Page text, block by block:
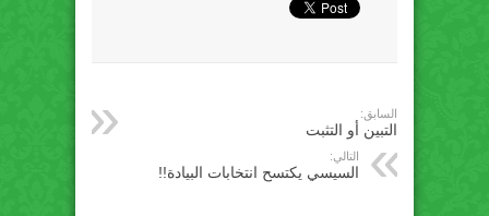
السابق:
التبين أو التثبت
التالي:
السيسي يكتسح انتخابات البيادة!!